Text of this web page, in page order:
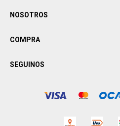
NOSOTROS
COMPRA
SEGUINOS